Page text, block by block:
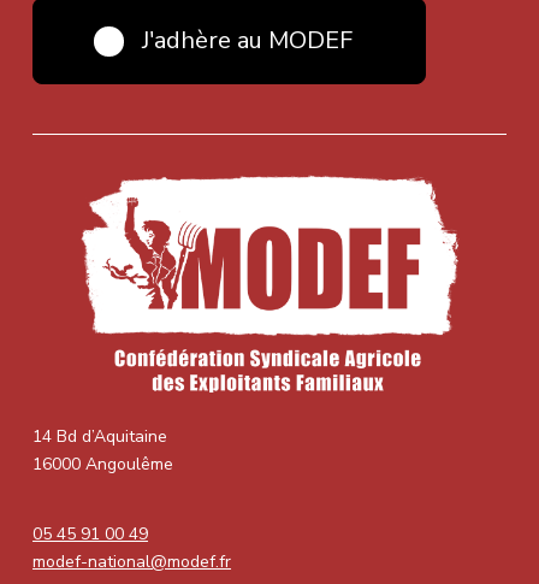
J'adhère au MODEF
14 Bd d’Aquitaine
16000 Angoulême
05 45 91 00 49
modef-national@modef.fr